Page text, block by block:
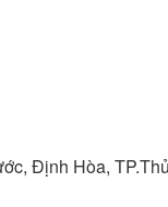
Định Hòa,